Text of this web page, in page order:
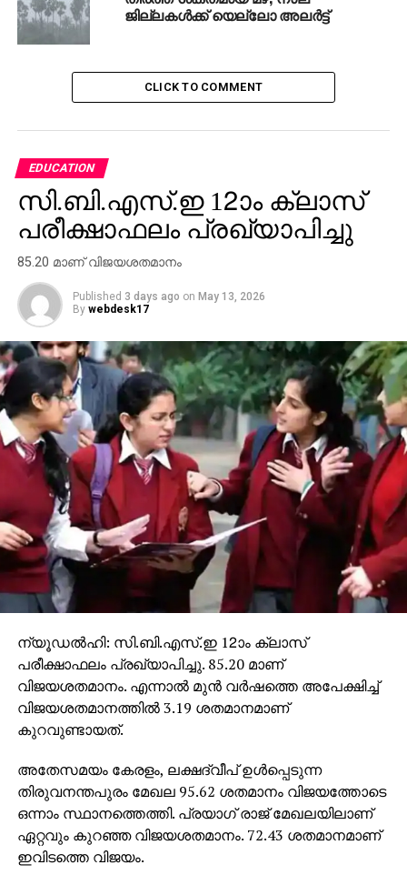
ജില്ലകള്‍ക്ക് യെല്ലോ അലര്‍ട്ട്
CLICK TO COMMENT
EDUCATION
സി.ബി.എസ്.ഇ 12ാം ക്ലാസ്
പരീക്ഷാഫലം പ്രഖ്യാപിച്ചു
85.20 മാണ് വിജയശതമാനം
Published 3 days ago on May 13, 2026
By webdesk17
ന്യൂഡല്‍ഹി: സി.ബി.എസ്.ഇ 12ാം ക്ലാസ്
പരീക്ഷാഫലം പ്രഖ്യാപിച്ചു. 85.20 മാണ്
വിജയശതമാനം. എന്നാല്‍ മുന്‍ വര്‍ഷത്തെ അപേക്ഷിച്ച്
വിജയശതമാനത്തില്‍ 3.19 ശതമാനമാണ്
കുറവുണ്ടായത്.
അതേസമയം കേരളം, ലക്ഷദ്വീപ് ഉള്‍പ്പെടുന്ന
തിരുവനന്തപുരം മേഖല 95.62 ശതമാനം വിജയത്തോടെ
ഒന്നാം സ്ഥാനത്തെത്തി. പ്രയാഗ് രാജ് മേഖലയിലാണ്
ഏറ്റവും കുറഞ്ഞ വിജയശതമാനം. 72.43 ശതമാനമാണ്
ഇവിടത്തെ വിജയം.